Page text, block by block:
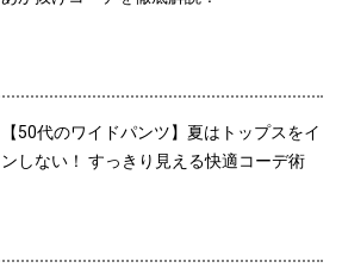
【50代のワイドパンツ】夏はトップスをイ
ンしない！ すっきり見える快適コーデ術